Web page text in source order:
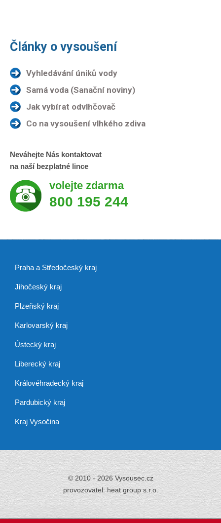
Články o vysoušení
Vyhledávání úniků vody
Samá voda (Sanační noviny)
Jak vybírat odvlhčovač
Co na vysoušení vlhkého zdiva
Neváhejte Nás kontaktovat
na naší bezplatné lince
volejte zdarma
800 195 244
Praha a Středočeský kraj
Jihočeský kraj
Plzeňský kraj
Karlovarský kraj
Ústecký kraj
Liberecký kraj
Královéhradecký kraj
Pardubický kraj
Kraj Vysočina
© 2010 - 2026 Vysousec.cz
provozovatel: heat group s.r.o.